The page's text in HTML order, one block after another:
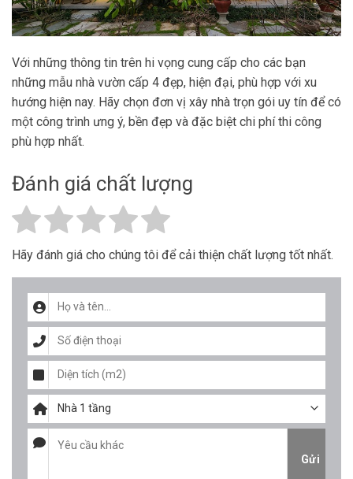
Với những thông tin trên hi vọng cung cấp cho các bạn
những mẫu nhà vườn cấp 4 đẹp, hiện đại, phù hợp với xu
hướng hiện nay. Hãy chọn đơn vị xây nhà trọn gói uy tín để có
một công trình ưng ý, bền đẹp và đặc biệt chi phí thi công
phù hợp nhất.
Đánh giá chất lượng
Hãy đánh giá cho chúng tôi để cải thiện chất lượng tốt nhất.